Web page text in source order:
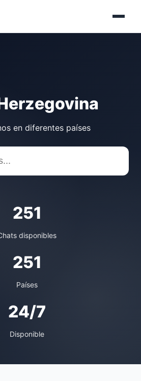
en diferentes países
251
disponibles
251
Países
24/7
Disponible